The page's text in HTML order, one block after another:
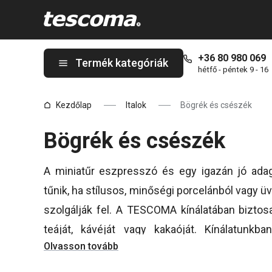
Termék kategóriák +36 80 980 069
hétfő - péntek 9 - 16
Kezdőlap Italok Bögrék és csészék
Bögrék és csészék
A miniatűr eszpresszó és egy igazán jó
tűnik, ha stílusos, minőségi porcelánból vagy
szolgálják fel. A TESCOMA kínálatában
teáját, kávéját vagy kakaóját.
különleges eszpresszós vagy lattés csészék az
Olvasson tovább